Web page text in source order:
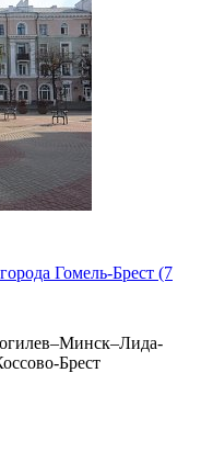
Гомель-Брест (7
Брест